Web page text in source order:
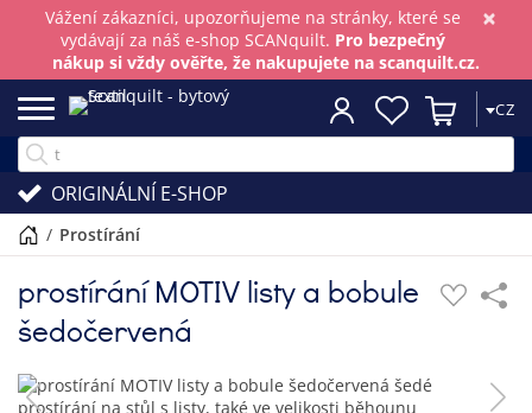
×
Vážení zákazníci, upozorňujeme na stránky, které se
vydávají za náš e-shop SCANquilt. Pro bezpečný
nákup si vždy ověřte, že nakupujete na scanquilt.cz.
CZ
ORIGINÁLNÍ E-SHOP
/ prostírání
prostírání MOTIV listy a bobule
šedočervená